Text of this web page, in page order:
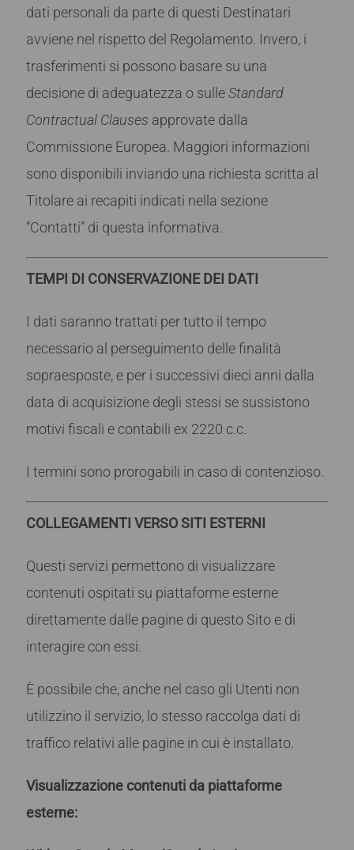
dati personali da parte di questi Destinatari
avviene nel rispetto del Regolamento. Invero, i
trasferimenti si possono basare su una
decisione di adeguatezza o sulleStandard
Contractual Clauses approvate dalla
Commissione Europea. Maggiori informazioni
sono disponibili inviando una richiesta scritta al
Titolare ai recapiti indicati nella sezione
“Contatti” di questa informativa.
TEMPI DI CONSERVAZIONE DEI DATI
I dati saranno trattati per tutto il tempo
necessario al perseguimento delle finalità
sopraesposte, e per i successivi dieci anni dalla
data di acquisizione degli stessi se sussistono
motivi fiscali e contabili ex 2220 c.c.
I termini sono prorogabili in caso di contenzioso.
COLLEGAMENTI VERSO SITI ESTERNI
Questi servizi permettono di visualizzare
contenuti ospitati su piattaforme esterne
direttamente dalle pagine di questo Sito e di
interagire con essi.
È possibile che, anche nel caso gli Utenti non
utilizzino il servizio, lo stesso raccolga dati di
traffico relativi alle pagine in cui è installato.
Visualizzazione contenuti da piattaforme
esterne: